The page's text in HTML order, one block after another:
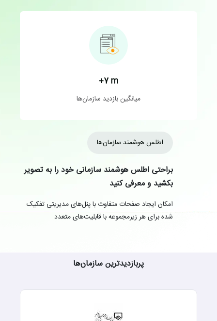
m
7+
میانگین بازدید سازمان‌ها
اطلس هوشمند سازمان‌ها
براحتی اطلس هوشمند سازمانی خود را به تصویر
بکشید و معرفی کنید
امکان ایجاد صفحات متفاوت با پنل‌های مدیریتی تفکیک
شده برای هر زیرمجموعه با قابلیت‌های متعدد
پربازدیدترین سازمان‌ها